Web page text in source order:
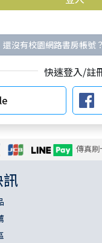
還沒有校園網路書房帳號
快速登入/註
傳真刷